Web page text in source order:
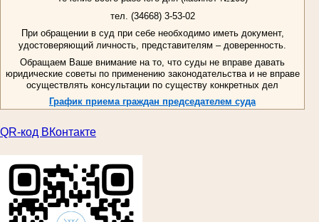
тел. (34668) 3-53-02
При обращении в суд при себе необходимо иметь документ,
удостоверяющий личность, представителям – доверенность.
Обращаем Ваше внимание на то, что суды не вправе давать
юридические советы по применению законодательства и не вправе
осуществлять консультации по существу конкретных дел
График приема граждан председателем суда
QR-код ВКонтакте